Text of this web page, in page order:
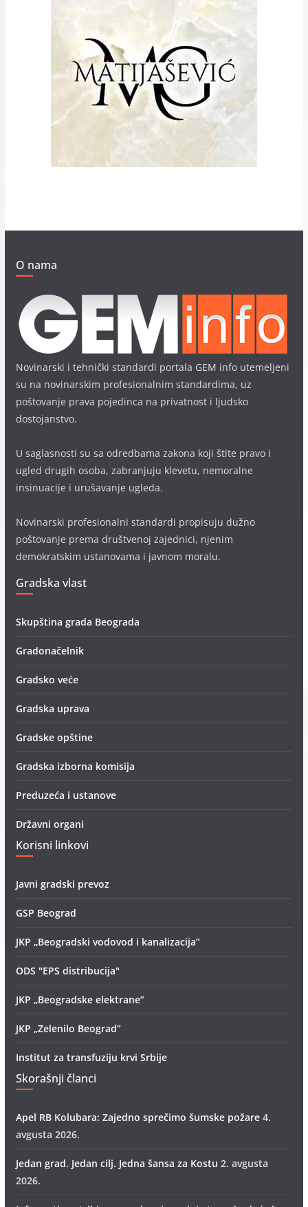
O nama
Novinarski i tehnički standardi portala GEM info utemeljeni
su na novinarskim profesionalnim standardima, uz
poštovanje prava pojedinca na privatnost i ljudsko
dostojanstvo.
U saglasnosti su sa odredbama zakona koji štite pravo i
ugled drugih osoba, zabranjuju klevetu, nemoralne
insinuacije i urušavanje ugleda.
Novinarski profesionalni standardi propisuju dužno
poštovanje prema društvenoj zajednici, njenim
demokratskim ustanovama i javnom moralu.
Gradska vlast
Skupština grada Beograda
Gradonačelnik
Gradsko veće
Gradska uprava
Gradske opštine
Gradska izborna komisija
Preduzeća i ustanove
Državni organi
Korisni linkovi
Javni gradski prevoz
GSP Beograd
JKP „Beogradski vodovod i kanalizacija”
ODS "EPS distribucija"
JKP „Beogradske elektrane”
JKP „Zelenilo Beograd”
Institut za transfuziju krvi Srbije
Skorašnji članci
Apel RB Kolubara: Zajedno sprečimo šumske požare 4.
avgusta 2026.
Jedan grad. Jedan cilj. Jedna šansa za Kostu 2. avgusta
2026.